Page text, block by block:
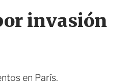
invasión
en París.